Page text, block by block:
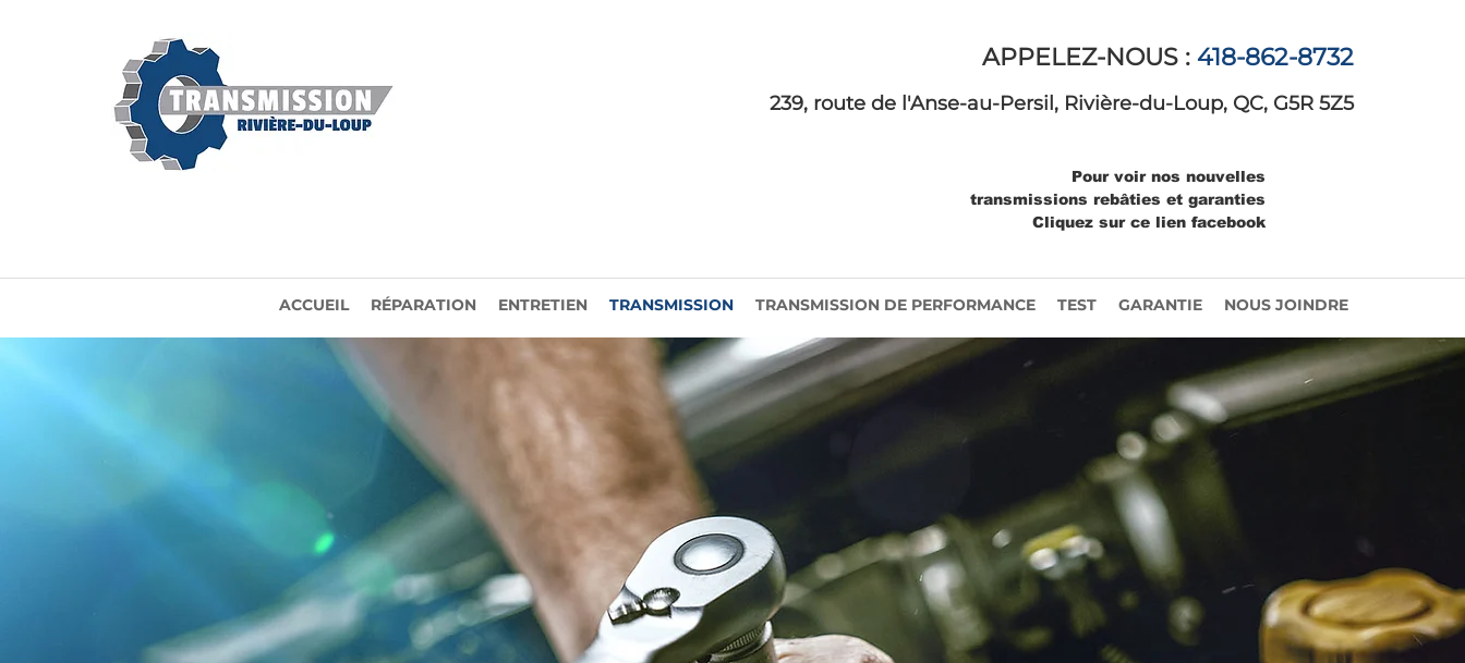
APPELEZ-NOUS : 418-862-8732
239, route de l'Anse-au-Persil, Rivière-du-Loup, QC, G5R 5Z5
Pour voir nos nouvelles
transmissions rebâties et garanties
Cliquez sur ce lien facebook
ACCUEIL RÉPARATION ENTRETIEN TRANSMISSION TRANSMISSION DE PERFORMANCE TEST GARANTIE NOUS JOINDRE